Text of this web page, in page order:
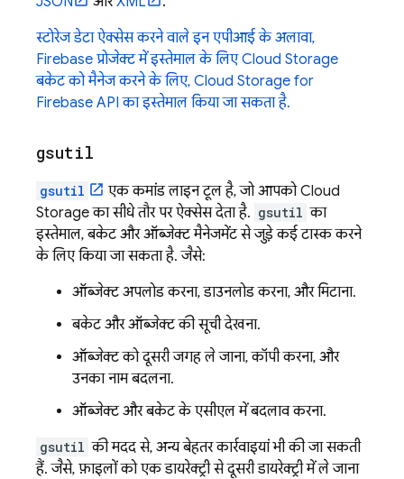
स्टोरेज डेटा ऐक्सेस करने वाले इन एपीआई के अलावा,
Firebase प्रोजेक्ट में इस्तेमाल के लिए Cloud Storage
बकेट को मैनेज करने के लिए, Cloud Storage for
Firebase API का इस्तेमाल किया जा सकता है.
gsutil
gsutil एक कमांड लाइन टूल है, जो आपकोCloud
Storageका सीधे तौर पर ऐक्सेस देता है. gsutil का
इस्तेमाल, बकेट और ऑब्जेक्ट मैनेजमेंट से जुड़े कई टास्क करने
के लिए किया जा सकता है. जैसे:
ऑब्जेक्ट अपलोड करना, डाउनलोड करना, और मिटाना.
बकेट और ऑब्जेक्ट की सूची देखना.
ऑब्जेक्ट को दूसरी जगह ले जाना, कॉपी करना, और
उनका नाम बदलना.
ऑब्जेक्ट और बकेट के एसीएल में बदलाव करना.
gsutil की मदद से, अन्य बेहतर कार्रवाइयां भी की जा सकती
हैं. जैसे, फ़ाइलों को एक डायरेक्ट्री से दूसरी डायरेक्ट्री में ले जाना